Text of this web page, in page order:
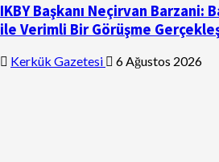
IKBY Başkanı Neçirvan Barzani:
ile Verimli Bir Görüşme
Kerkük Gazetesi 6 Ağustos 2026